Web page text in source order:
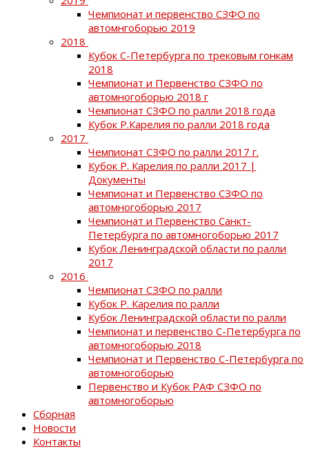
Чемпионат и первенство СЗФО по
автомнгоборью 2019
2018
Кубок С-Петербурга по трековым гонкам
2018
Чемпионат и Первенство СЗФО по
автомногоборью 2018 г
Чемпионат СЗФО по ралли 2018 года
Кубок Р.Карелия по ралли 2018 года
2017
Чемпионат СЗФО по ралли 2017 г.
Кубок Р. Карелия по ралли 2017 |
Документы
Чемпионат и Первенство СЗФО по
автомногоборью 2017
Чемпионат и Первенство Санкт-
Петербурга по автомногоборью 2017
Кубок Ленинградской области по ралли
2017
2016
Чемпионат СЗФО по ралли
Кубок Р. Карелия по ралли
Кубок Ленинградской области по ралли
Чемпионат и первенство С-Петербурга по
автомногоборью 2018
Чемпионат и Первенство С-Петербурга по
автомногоборью
Первенство и Кубок РАФ СЗФО по
автомногоборью
Сборная
Новости
Контакты